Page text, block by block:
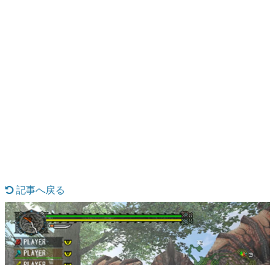
です。
ゲームが変えた日本語
「経験値」「裏技」「ラスボス」… ゲームにまつわる言葉
の起源や用法の変遷を、コンピューター文化史研究家・タ
イニーP氏が徹底調査。
記事へ戻る